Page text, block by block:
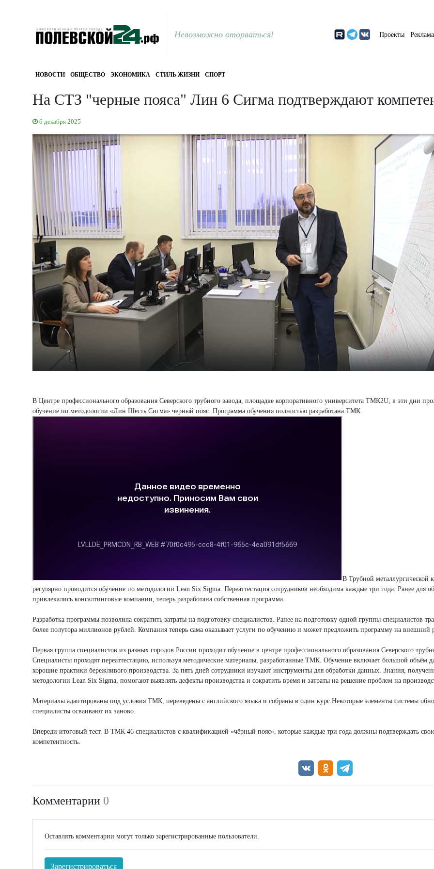
Невозможно оторваться! Проекты Реклама
НОВОСТИ ОБЩЕСТВО ЭКОНОМИКА СТИЛЬ ЖИЗНИ СПОРТ
На СТЗ "черные пояса" Лин 6 Сигма подтверждают
6 декабря 2025
В Центре профессионального образования Северского трубного завода, площадке корпоративного университета ТМК2U, в эти дни
обучение по методологии «Лин Шесть Сигма» черный пояс. Программа обучения полностью разработана ТМК.
В Трубной металлургической
регулярно проводится обучение по методологии Lean Six Sigma. Переаттестация сотрудников необходима каждые три года. Ранее для
привлекались консалтинговые компании, теперь разработана собственная программа.
Разработка программы позволила сократить затраты на подготовку специалистов. Ранее на подготовку одной группы специалистов
более полутора миллионов рублей. Компания теперь сама оказывает услуги по обучению и может предложить программу на внешний
Первая группа специалистов из разных городов России проходит обучение в центре профессионального образования Северского
Специалисты проходят переаттестацию, используя методические материалы, разработанные ТМК. Обучение включает большой объём
хорошие практики бережливого производства. За пять дней сотрудники изучают инструменты для обработки данных. Знания,
методологии Lean Six Sigma, помогают выявлять дефекты производства и сократить время и затраты на решение проблем на
Материалы адаптированы под условия ТМК, переведены с английского языка и собраны в один курс.Некоторые элементы системы
специалисты осваивают их заново.
Впереди итоговый тест. В ТМК 46 специалистов с квалификацией «чёрный пояс», которые каждые три года должны подтверждать
компетентность.
Комментарии 0
Оставлять комментарии могут только зарегистрированные пользователи.
Зарегистрироваться